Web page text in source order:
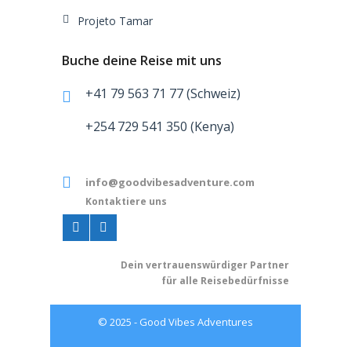
Projeto Tamar
Buche deine Reise mit uns
+41 79 563 71 77 (Schweiz)
+254 729 541 350 (Kenya)
info@goodvibesadventure.com
Kontaktiere uns
Dein vertrauenswürdiger Partner
für alle Reisebedürfnisse
© 2025 - Good Vibes Adventures